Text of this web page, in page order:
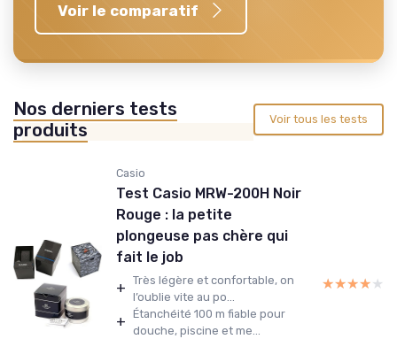
Voir le comparatif
Nos derniers tests
produits
Voir tous les tests
Casio
Test Casio MRW-200H Noir
Rouge : la petite
plongeuse pas chère qui
fait le job
+ Très légère et confortable, on
l’oublie vite au po...
+ Étanchéité 100 m fiable pour
douche, piscine et me...
★★★★★
★★★★★